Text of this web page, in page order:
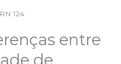
entre
de